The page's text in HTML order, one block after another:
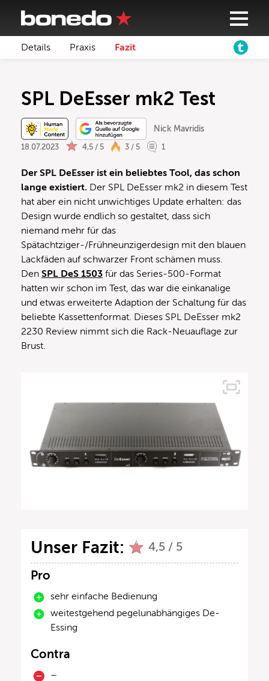
Details Praxis Fazit
SPL DeEsser mk2 Test
Nick Mavridis
18.07.2023 4,5 / 5 3 / 5 1
Der SPL DeEsser ist ein beliebtes Tool, das schon
lange existiert. Der SPL DeEsser mk2 in diesem Test
hat aber ein nicht unwichtiges Update erhalten: das
Design wurde endlich so gestaltet, dass sich
niemand mehr für das
Spätachtziger-/Frühneunzigerdesign mit den blauen
Lackfäden auf schwarzer Front schämen muss.
Den SPL DeS 1503 für das Series-500-Format
hatten wir schon im Test, das war die einkanalige
und etwas erweiterte Adaption der Schaltung für das
beliebte Kassettenformat. Dieses SPL DeEsser mk2
2230 Review nimmt sich die Rack-Neuauflage zur
Brust.
Unser Fazit: 4,5 / 5
Pro
sehr einfache Bedienung
weitestgehend pegelunabhängiges De-
Essing
Contra
–